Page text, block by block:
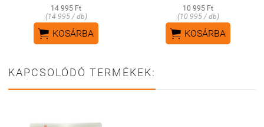
14 995 Ft
(14 995 / db)
 KOSÁRBA
10 995 Ft
(10 995 / db)
 KOSÁRBA
KAPCSOLÓDÓ TERMÉKEK: